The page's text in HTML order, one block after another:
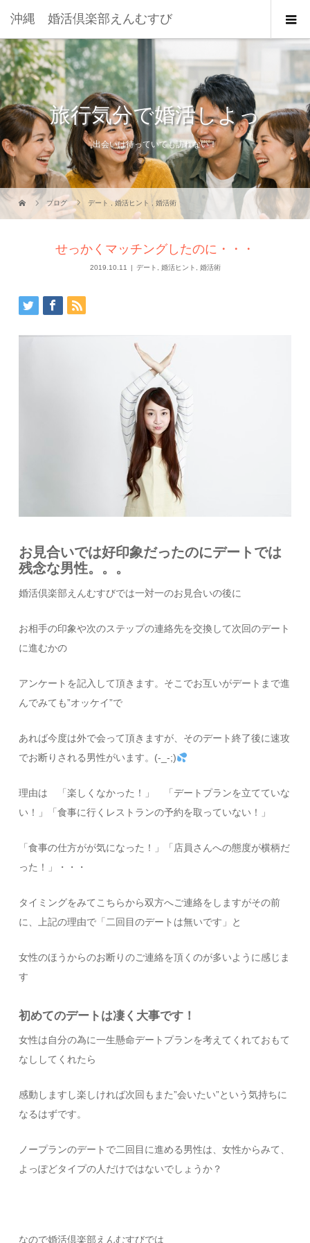
沖縄 婚活倶楽部えんむすび
旅行気分で婚活しよっ
出会いは待っていても訪れない！
ブログ デート ,婚活ヒント ,婚活術
せっかくマッチングしたのに・・・
2019.10.11 デート 婚活ヒント 婚活術
お見合いでは好印象だったのにデートでは
残念な男性。。。
婚活倶楽部えんむすびでは一対一のお見合いの後に
お相手の印象や次のステップの連絡先を交換して次回のデート
に進むかの
アンケートを記入して頂きます。そこでお互いがデートまで進
んでみても”オッケイ”で
あれば今度は外で会って頂きますが、そのデート終了後に速攻
でお断りされる男性がいます。(-_-;)
理由は 「楽しくなかった！」 「デートプランを立てていな
い！」「食事に行くレストランの予約を取っていない！」
「食事の仕方がが気になった！」「店員さんへの態度が横柄だ
った！」・・・
タイミングをみてこちらから双方へご連絡をしますがその前
に、上記の理由で「二回目のデートは無いです」と
女性のほうからのお断りのご連絡を頂くのが多いように感じま
す
初めてのデートは凄く大事です！
女性は自分の為に一生懸命デートプランを考えてくれておもて
なししてくれたら
感動しますし楽しければ次回もまた”会いたい”という気持ちに
なるはずです。
ノープランのデートで二回目に進める男性は、女性からみて、
よっぽどタイプの人だけではないでしょうか？
なので婚活倶楽部えんむすびでは